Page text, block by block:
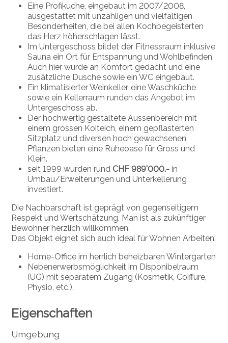
Eine Profiküche, eingebaut im 2007/2008,
ausgestattet mit unzähligen und vielfältigen
Besonderheiten, die bei allen Kochbegeisterten
das Herz höherschlagen lässt.
Im Untergeschoss bildet der Fitnessraum inklusive
Sauna ein Ort für Entspannung und Wohlbefinden.
Auch hier wurde an Komfort gedacht und eine
zusätzliche Dusche sowie ein WC eingebaut.
Ein klimatisierter Weinkeller, eine Waschküche
sowie ein Kellerraum runden das Angebot im
Untergeschoss ab.
Der hochwertig gestaltete Aussenbereich mit
einem grossen Koiteich, einem gepflasterten
Sitzplatz und diversen hoch gewachsenen
Pflanzen bieten eine Ruheoase für Gross und
Klein.
seit 1999 wurden rund CHF 989'000.- in
Umbau/Erweiterungen und Unterkellerung
investiert.
Die Nachbarschaft ist geprägt von gegenseitigem
Respekt und Wertschätzung. Man ist als zukünftiger
Bewohner herzlich willkommen.
Das Objekt eignet sich auch ideal für Wohnen Arbeiten:
Home-Office im herrlich beheizbaren Wintergarten
Nebenerwerbsmöglichkeit im Disponibelraum
(UG) mit separatem Zugang (Kosmetik, Coiffure,
Physio, etc.).
Eigenschaften
Umgebung